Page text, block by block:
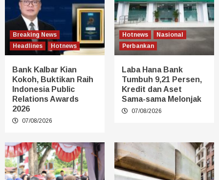
Breaking News
Headlines
Hotnews
Bank Kalbar Kian
Kokoh, Buktikan Raih
Indonesia Public
Relations Awards
2026
07/08/2026
Hotnews
Nasional
Perbankan
Laba Hana Bank
Tumbuh 9,21 Persen,
Kredit dan Aset
Sama-sama Melonjak
07/08/2026